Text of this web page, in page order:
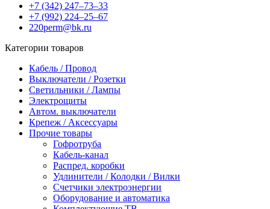
+7 (342) 247‒73‒33
+7 (992) 224‒25‒67
220perm@bk.ru
Категории товаров
Кабель / Провод
Выключатели / Розетки
Светильники / Лампы
Электрощиты
Автом. выключатели
Крепеж / Аксессуары
Прочие товары
Гофротруба
Кабель-канал
Распред. коробки
Удлинители / Колодки / Вилки
Счетчики электроэнергии
Оборудование и автоматика